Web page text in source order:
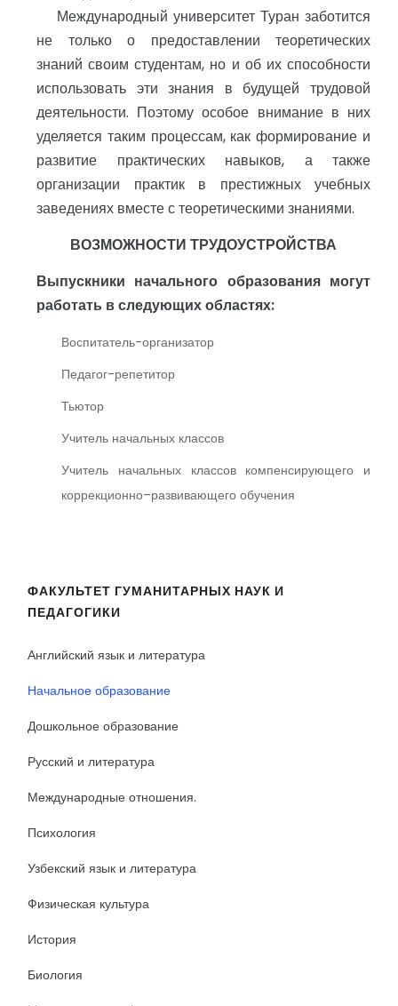
Международный университет Туран заботится
не только о предоставлении теоретических
знаний своим студентам, но и об их способности
использовать эти знания в будущей трудовой
деятельности. Поэтому особое внимание в них
уделяется таким процессам, как формирование и
развитие практических навыков, а также
организации практик в престижных учебных
заведениях вместе с теоретическими знаниями.
ВОЗМОЖНОСТИ ТРУДОУСТРОЙСТВА
Выпускники начального образования могут
работать в следующих областях:
Воспитатель-организатор
Педагог-репетитор
Тьютор
Учитель начальных классов
Учитель начальных классов компенсирующего и
коррекционно–развивающего обучения
ФАКУЛЬТЕТ ГУМАНИТАРНЫХ НАУК И
ПЕДАГОГИКИ
Английский язык и литература
Начальное образование
Дошкольное образование
Русский и литература
Международные отношения.
Психология
Узбекский язык и литература
Физическая культура
История
Биология